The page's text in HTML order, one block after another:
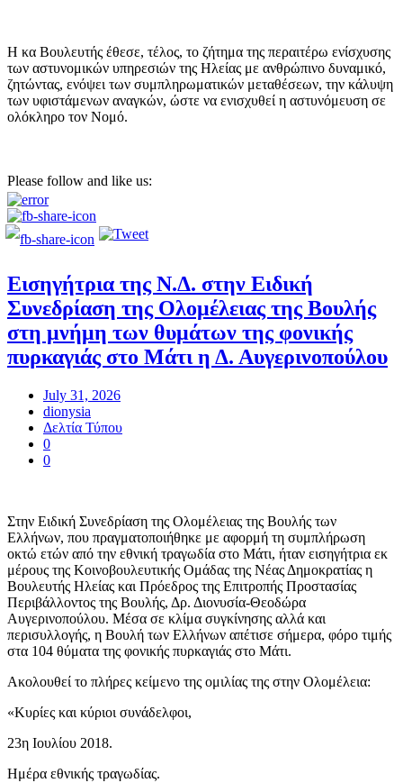
Η κα Βουλευτής έθεσε, τέλος, το ζήτημα της περαιτέρω ενίσχυσης
των αστυνομικών υπηρεσιών της Ηλείας με ανθρώπινο δυναμικό,
ζητώντας, ενόψει των συμπληρωματικών μεταθέσεων, την κάλυψη
των υφιστάμενων αναγκών, ώστε να ενισχυθεί η αστυνόμευση σε
ολόκληρο τον Νομό.
Please follow and like us:
Εισηγήτρια της Ν.Δ. στην Ειδική
Συνεδρίαση της Ολομέλειας της Βουλής
στη μνήμη των θυμάτων της φονικής
πυρκαγιάς στο Μάτι η Δ. Αυγερινοπούλου
July 31, 2026
dionysia
Δελτία Τύπου
0
0
Στην Ειδική Συνεδρίαση της Ολομέλειας της Βουλής των
Ελλήνων, που πραγματοποιήθηκε με αφορμή τη συμπλήρωση
οκτώ ετών από την εθνική τραγωδία στο Μάτι, ήταν εισηγήτρια εκ
μέρους της Κοινοβουλευτικής Ομάδας της Νέας Δημοκρατίας η
Βουλευτής Ηλείας και Πρόεδρος της Επιτροπής Προστασίας
Περιβάλλοντος της Βουλής, Δρ. Διονυσία-Θεοδώρα
Αυγερινοπούλου. Μέσα σε κλίμα συγκίνησης αλλά και
περισυλλογής, η Βουλή των Ελλήνων απέτισε σήμερα, φόρο τιμής
στα 104 θύματα της φονικής πυρκαγιάς στο Μάτι.
Ακολουθεί το πλήρες κείμενο της ομιλίας της στην Ολομέλεια:
«Κυρίες και κύριοι συνάδελφοι,
23η Ιουλίου 2018.
Ημέρα εθνικής τραγωδίας.